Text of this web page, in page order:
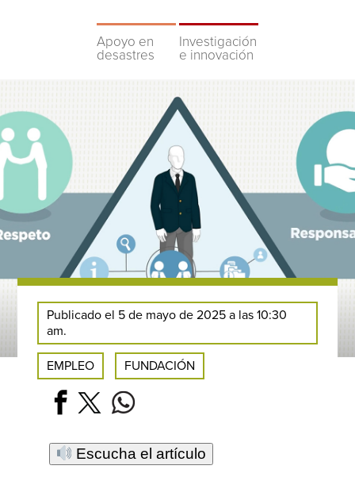
Apoyo en
desastres
Investigación
e innovación
Publicado el 5 de mayo de 2025 a las 10:30
am.
EMPLEO FUNDACIÓN
Escucha el artículo